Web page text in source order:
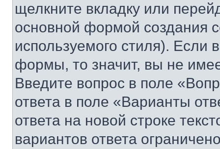
щелкните вкладку или
основной формой создания
используемого стиля). Если
формы, то значит, вы не
Введите вопрос в поле
ответа в поле «Варианты
ответа на новой строке
вариантов ответа